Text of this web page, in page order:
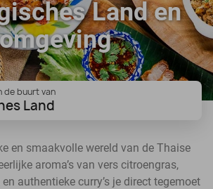
Land en
omgeving
buurt
de buurt van
Land
en smaakvolle wereld van de Thaise
aroma’s van vers citroengras,
authentieke curry’s je direct tegemoet